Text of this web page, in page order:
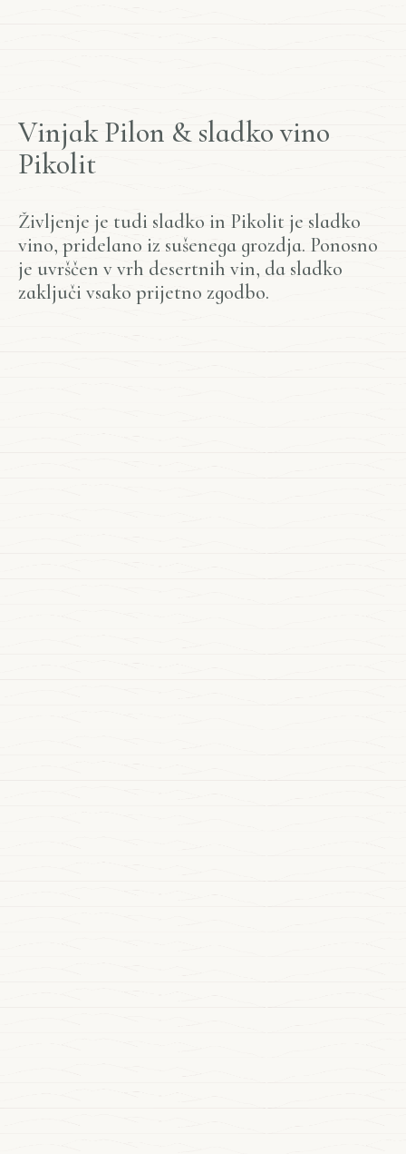
Vinjak Pilon & sladko vino
Pikolit
Življenje je tudi sladko in Pikolit je sladko
vino, pridelano iz sušenega grozdja. Ponosno
je uvrščen v vrh desertnih vin, da sladko
zaključi vsako prijetno zgodbo.